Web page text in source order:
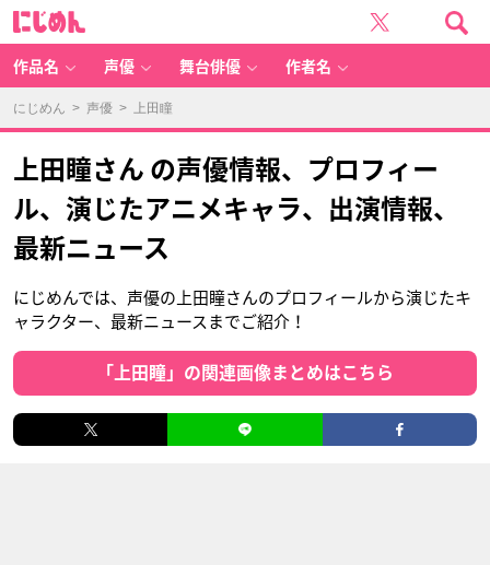
作品名 声優 舞台俳優 作者名
にじめん > 声優 > 上田瞳
上田瞳さん の声優情報、プロフィー
ル、演じたアニメキャラ、出演情報、
最新ニュース
にじめんでは、声優の上田瞳さんのプロフィールから演じたキ
ャラクター、最新ニュースまでご紹介！
「上田瞳」の関連画像まとめはこちら